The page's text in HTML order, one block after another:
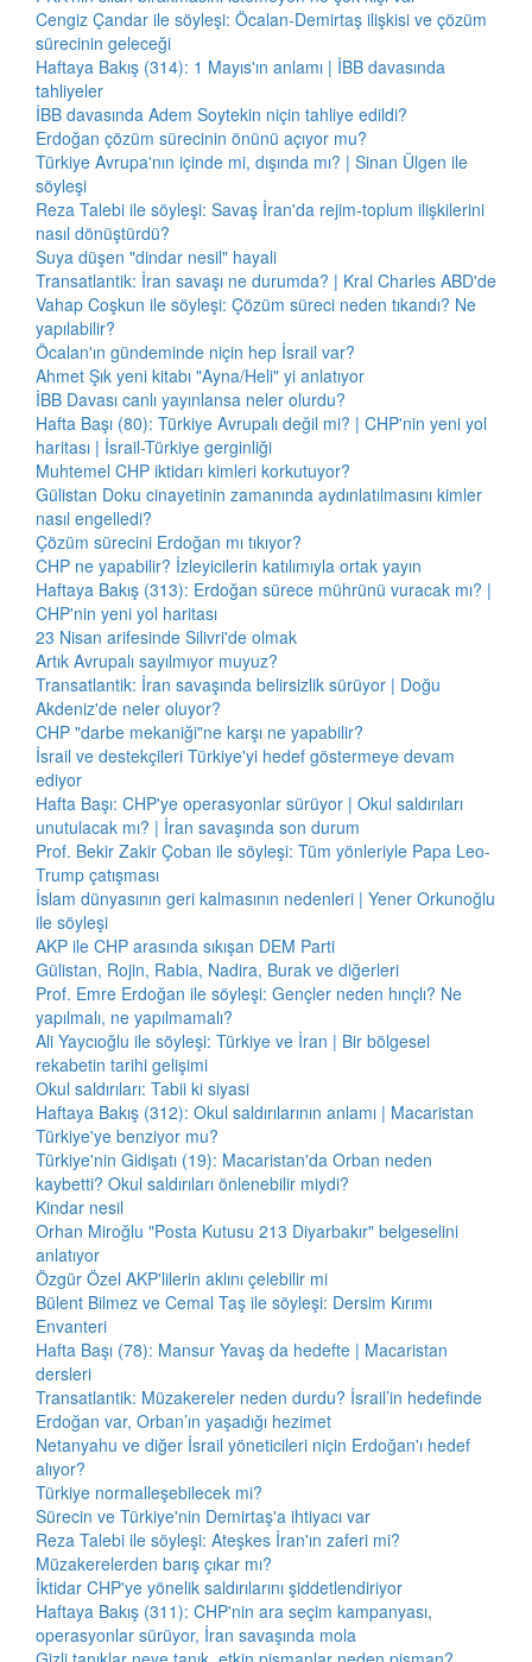
Cengiz Çandar ile söyleşi: Öcalan-Demirtaş ilişkisi ve çözüm
sürecinin geleceği
Haftaya Bakış (314): 1 Mayıs'ın anlamı | İBB davasında
tahliyeler
İBB davasında Adem Soytekin niçin tahliye edildi?
Erdoğan çözüm sürecinin önünü açıyor mu?
Türkiye Avrupa'nın içinde mi, dışında mı? | Sinan Ülgen ile
söyleşi
Reza Talebi ile söyleşi: Savaş İran'da rejim-toplum ilişkilerini
nasıl dönüştürdü?
Suya düşen "dindar nesil" hayali
Transatlantik: İran savaşı ne durumda? | Kral Charles ABD'de
Vahap Coşkun ile söyleşi: Çözüm süreci neden tıkandı? Ne
yapılabilir?
Öcalan'ın gündeminde niçin hep İsrail var?
Ahmet Şık yeni kitabı "Ayna/Heli" yi anlatıyor
İBB Davası canlı yayınlansa neler olurdu?
Hafta Başı (80): Türkiye Avrupalı değil mi? | CHP'nin yeni yol
haritası | İsrail-Türkiye gerginliği
Muhtemel CHP iktidarı kimleri korkutuyor?
Gülistan Doku cinayetinin zamanında aydınlatılmasını kimler
nasıl engelledi?
Çözüm sürecini Erdoğan mı tıkıyor?
CHP ne yapabilir? İzleyicilerin katılımıyla ortak yayın
Haftaya Bakış (313): Erdoğan sürece mührünü vuracak mı? |
CHP'nin yeni yol haritası
23 Nisan arifesinde Silivri'de olmak
Artık Avrupalı sayılmıyor muyuz?
Transatlantik: İran savaşında belirsizlik sürüyor | Doğu
Akdeniz'de neler oluyor?
CHP "darbe mekaniği"ne karşı ne yapabilir?
İsrail ve destekçileri Türkiye'yi hedef göstermeye devam
ediyor
Hafta Başı: CHP'ye operasyonlar sürüyor | Okul saldırıları
unutulacak mı? | İran savaşında son durum
Prof. Bekir Zakir Çoban ile söyleşi: Tüm yönleriyle Papa Leo-
Trump çatışması
İslam dünyasının geri kalmasının nedenleri | Yener Orkunoğlu
ile söyleşi
AKP ile CHP arasında sıkışan DEM Parti
Gülistan, Rojin, Rabia, Nadira, Burak ve diğerleri
Prof. Emre Erdoğan ile söyleşi: Gençler neden hınçlı? Ne
yapılmalı, ne yapılmamalı?
Ali Yaycıoğlu ile söyleşi: Türkiye ve İran | Bir bölgesel
rekabetin tarihi gelişimi
Okul saldırıları: Tabii ki siyasi
Haftaya Bakış (312): Okul saldırılarının anlamı | Macaristan
Türkiye'ye benziyor mu?
Türkiye'nin Gidişatı (19): Macaristan'da Orban neden
kaybetti? Okul saldırıları önlenebilir miydi?
Kindar nesil
Orhan Miroğlu "Posta Kutusu 213 Diyarbakır" belgeselini
anlatıyor
Özgür Özel AKP'lilerin aklını çelebilir mi
Bülent Bilmez ve Cemal Taş ile söyleşi: Dersim Kırımı
Envanteri
Hafta Başı (78): Mansur Yavaş da hedefte | Macaristan
dersleri
Transatlantik: Müzakereler neden durdu? İsrail’in hedefinde
Erdoğan var, Orban’ın yaşadığı hezimet
Netanyahu ve diğer İsrail yöneticileri niçin Erdoğan'ı hedef
alıyor?
Türkiye normalleşebilecek mi?
Sürecin ve Türkiye'nin Demirtaş'a ihtiyacı var
Reza Talebi ile söyleşi: Ateşkes İran'ın zaferi mi?
Müzakerelerden barış çıkar mı?
İktidar CHP'ye yönelik saldırılarını şiddetlendiriyor
Haftaya Bakış (311): CHP'nin ara seçim kampanyası,
operasyonlar sürüyor, İran savaşında mola